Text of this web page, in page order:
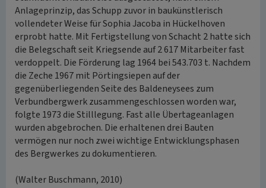
Anlageprinzip, das Schupp zuvor in baukünstlerisch
vollendeter Weise für Sophia Jacoba in Hückelhoven
erprobt hatte. Mit Fertigstellung von Schacht 2 hatte sich
die Belegschaft seit Kriegsende auf 2 617 Mitarbeiter fast
verdoppelt. Die Förderung lag 1964 bei 543.703 t. Nachdem
die Zeche 1967 mit Pörtingsiepen auf der
gegenüberliegenden Seite des Baldeneysees zum
Verbundbergwerk zusammengeschlossen worden war,
folgte 1973 die Stilllegung. Fast alle Übertageanlagen
wurden abgebrochen. Die erhaltenen drei Bauten
vermögen nur noch zwei wichtige Entwicklungsphasen
des Bergwerkes zu dokumentieren.
(Walter Buschmann, 2010)